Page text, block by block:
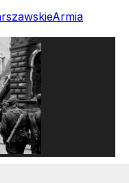
Armia